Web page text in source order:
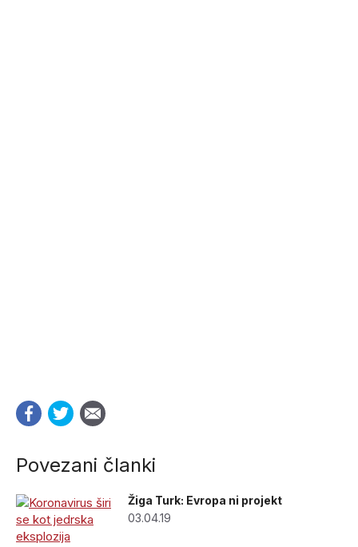
Povezani članki
Žiga Turk: Evropa ni projekt
03.04.19